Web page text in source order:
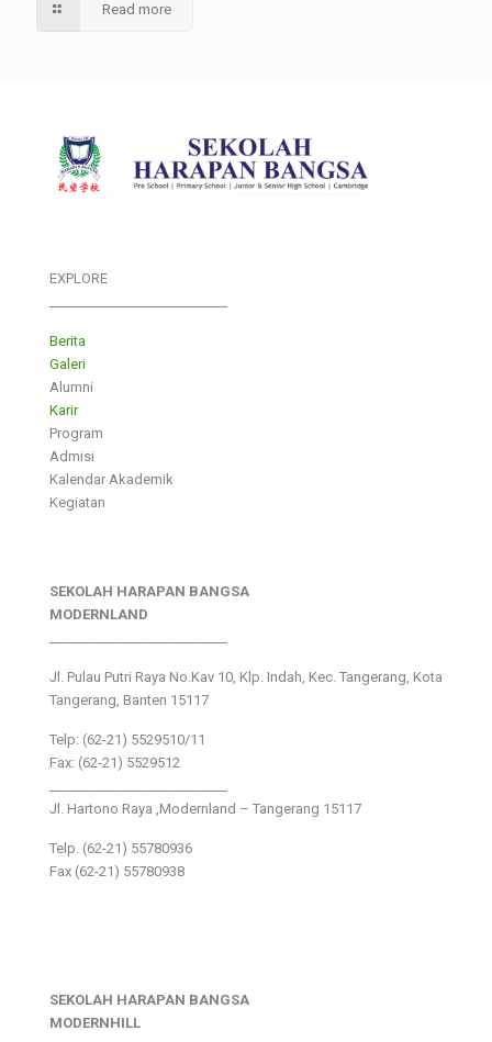
Read more
EXPLORE
Berita
Galeri
Alumni
Karir
Program
Admisi
Kalendar Akademik
Kegiatan
SEKOLAH HARAPAN BANGSA
MODERNLAND
Jl. Pulau Putri Raya No.Kav 10, Klp. Indah, Kec. Tangerang, Kota
Tangerang, Banten 15117
Telp: (62-21) 5529510/11
Fax: (62-21) 5529512
Jl. Hartono Raya ,Modernland – Tangerang 15117
Telp. (62-21) 55780936
Fax (62-21) 55780938
SEKOLAH HARAPAN BANGSA
MODERNHILL